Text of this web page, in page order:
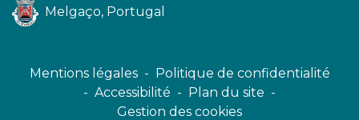
Melgaço, Portugal
Mentions légales - Politique de confidentialité
- Accessibilité - Plan du site -
Gestion des cookies